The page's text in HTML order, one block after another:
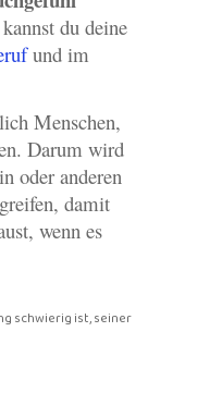
du deine
und im
Menschen,
Darum wird
oder anderen
damit
wenn es